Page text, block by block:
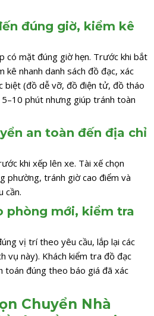
đúng giờ, kiểm kê
có mặt đúng giờ hẹn. Trước khi bắt
kê nhanh danh sách đồ đạc, xác
biệt (đồ dễ vỡ, đồ điện tử, đồ tháo
phút nhưng giúp tránh toàn
an toàn đến địa chỉ
khi xếp lên xe. Tài xế chọn
phường, tránh giờ cao điểm và
cần.
phòng mới, kiểm tra
vị trí theo yêu cầu, lắp lại các
vụ này). Khách kiểm tra đồ đạc
toán đúng theo báo giá đã xác
Chuyển Nhà